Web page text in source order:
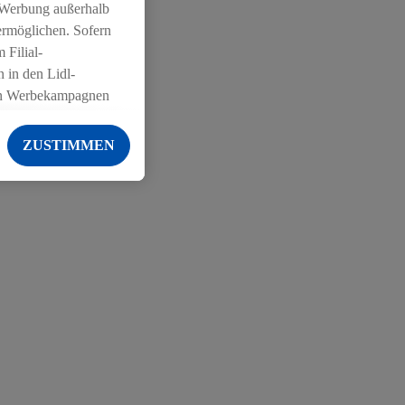
außerhalb
Sofern
Filial-
in den Lidl-
Diensten
der Lidl-Dienste,
Geschlecht -
einschließlich dem
daraus eine
ZUSTIMMEN